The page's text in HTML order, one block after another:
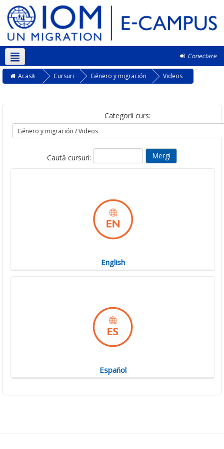
Conectare
Română ‎(ro)‎
Acasă Cursuri Género y migración Videos
Categorii curs:
Caută cursuri:
English
Español